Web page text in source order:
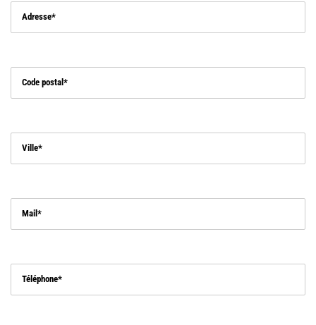
Adresse
Code postal
Ville
Mail
Téléphone